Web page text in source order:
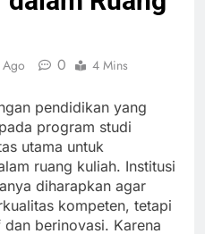
Ago 0 4 Mins
pendidikan yang
program studi
utama untuk
ruang kuliah. Institusi
diharapkan agar
kompeten, tetapi
berinovasi. Karena